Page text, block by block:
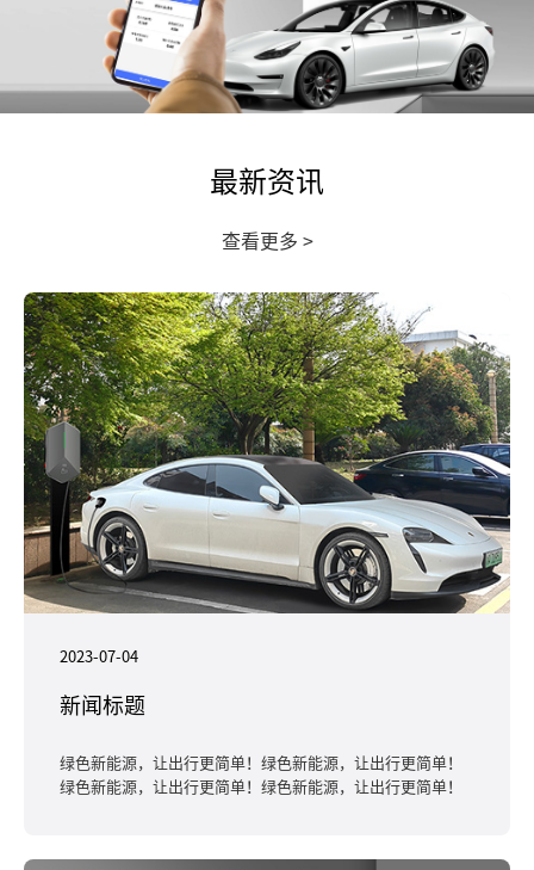
最新资讯
查看更多 >
2023-07-04
新闻标题
绿色新能源，让出行更简单！绿色新能源，让出行更简单！
绿色新能源，让出行更简单！绿色新能源，让出行更简单！